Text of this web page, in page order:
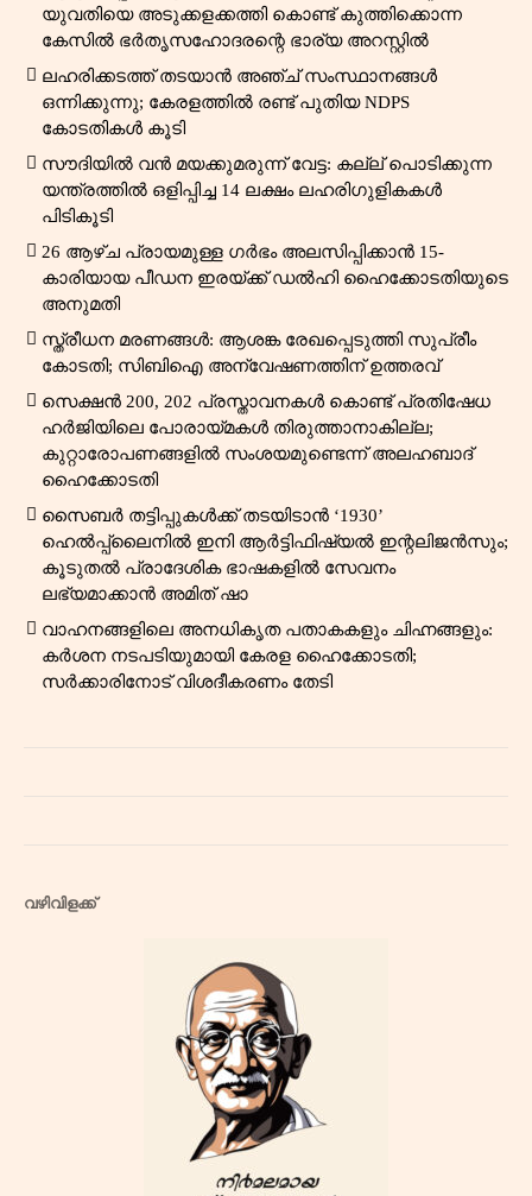
യുവതിയെ അടുക്കളക്കത്തി കൊണ്ട് കുത്തിക്കൊന്ന
കേസിൽ ഭർതൃസഹോദരന്റെ ഭാര്യ അറസ്റ്റിൽ
ലഹരിക്കടത്ത് തടയാൻ അഞ്ച് സംസ്ഥാനങ്ങൾ
ഒന്നിക്കുന്നു; കേരളത്തിൽ രണ്ട് പുതിയ NDPS
കോടതികൾ കൂടി
സൗദിയിൽ വൻ മയക്കുമരുന്ന് വേട്ട: കല്ല് പൊടിക്കുന്ന
യന്ത്രത്തിൽ ഒളിപ്പിച്ച 14 ലക്ഷം ലഹരിഗുളികകൾ
പിടികൂടി
26 ആഴ്ച പ്രായമുള്ള ഗർഭം അലസിപ്പിക്കാൻ 15-
കാരിയായ പീഡന ഇരയ്ക്ക് ഡൽഹി ഹൈക്കോടതിയുടെ
അനുമതി
സ്ത്രീധന മരണങ്ങൾ: ആശങ്ക രേഖപ്പെടുത്തി സുപ്രീം
കോടതി; സിബിഐ അന്വേഷണത്തിന് ഉത്തരവ്
സെക്ഷൻ 200, 202 പ്രസ്താവനകൾ കൊണ്ട് പ്രതിഷേധ
ഹർജിയിലെ പോരായ്മകൾ തിരുത്താനാകില്ല;
കുറ്റാരോപണങ്ങളിൽ സംശയമുണ്ടെന്ന് അലഹബാദ്
ഹൈക്കോടതി
സൈബർ തട്ടിപ്പുകൾക്ക് തടയിടാൻ ‘1930’
ഹെൽപ്പ്‌ലൈനിൽ ഇനി ആർട്ടിഫിഷ്യൽ ഇന്റലിജൻസും;
കൂടുതൽ പ്രാദേശിക ഭാഷകളിൽ സേവനം
ലഭ്യമാക്കാൻ അമിത് ഷാ
വാഹനങ്ങളിലെ അനധികൃത പതാകകളും ചിഹ്നങ്ങളും:
കർശന നടപടിയുമായി കേരള ഹൈക്കോടതി;
സർക്കാരിനോട് വിശദീകരണം തേടി
വഴിവിളക്ക്